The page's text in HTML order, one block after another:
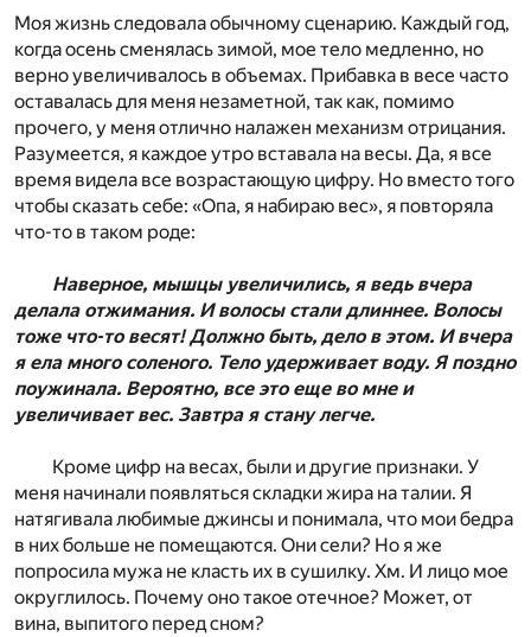
Моя жизнь следовала обычному сценарию. Каждый год,
когда осень сменялась зимой, мое тело медленно, но
верно увеличивалось в объемах. Прибавка в весе часто
оставалась для меня незаметной, так как, помимо
прочего, у меня отлично налажен механизм отрицания.
Разумеется, я каждое утро вставала на весы. Да, я все
время видела все возрастающую цифру. Но вместо того
чтобы сказать себе: «Опа, я набираю вес», я повторяла
что-то в таком роде:
Наверное, мышцы увеличились, я ведь вчера
делала отжимания. И волосы стали длиннее. Волосы
тоже что-то весят! Должно быть, дело в этом. И вчера
я ела много соленого. Тело удерживает воду. Я поздно
поужинала. Вероятно, все это еще во мне и
увеличивает вес. Завтра я стану легче.
Кроме цифр на весах, были и другие признаки. У
меня начинали появляться складки жира на талии. Я
натягивала любимые джинсы и понимала, что мои бедра
в них больше не помещаются. Они сели? Но я же
попросила мужа не класть их в сушилку. Хм. И лицо мое
округлилось. Почему оно такое отечное? Может, от
вина, выпитого перед сном?